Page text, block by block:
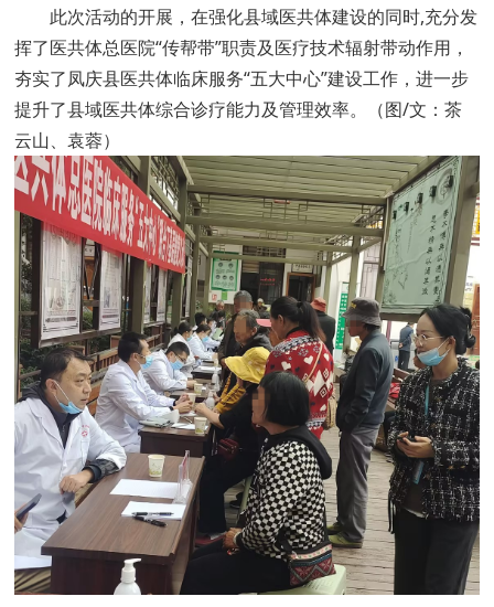
此次活动的开展，在强化县域医共体建设的同时,充分发
挥了医共体总医院“传帮带”职责及医疗技术辐射带动作用，
夯实了凤庆县医共体临床服务“五大中心”建设工作，进一步
提升了县域医共体综合诊疗能力及管理效率。（图/文 ：茶
云山、袁蓉）